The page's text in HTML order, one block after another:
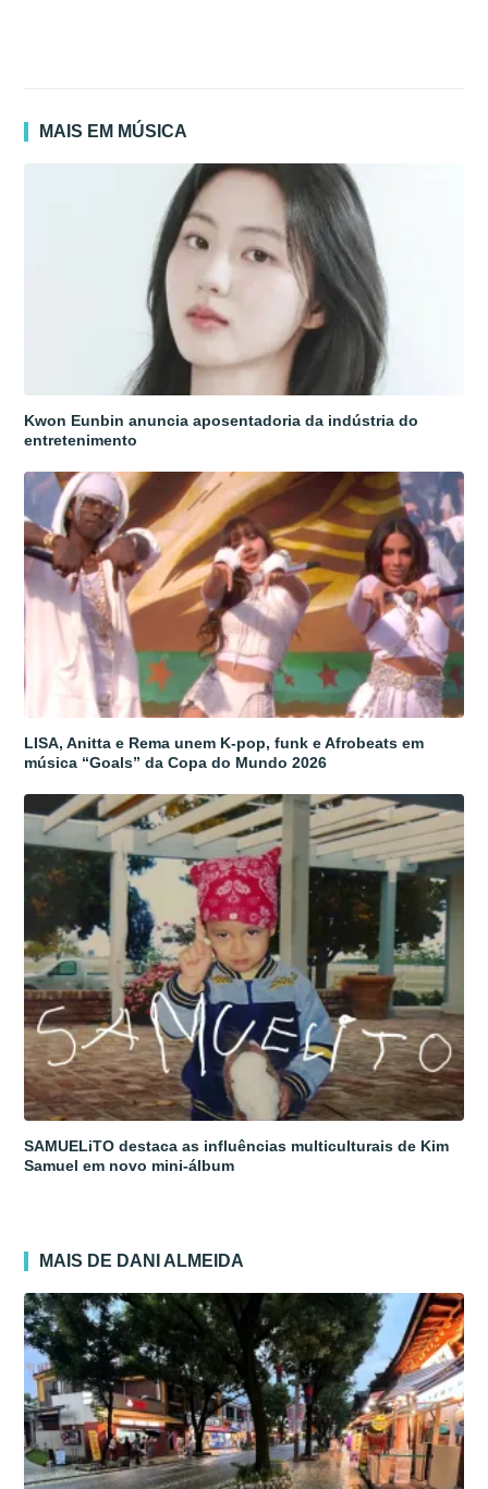
MAIS EM MÚSICA
Kwon Eunbin anuncia aposentadoria da indústria do
entretenimento
LISA, Anitta e Rema unem K-pop, funk e Afrobeats em
música “Goals” da Copa do Mundo 2026
SAMUELiTO destaca as influências multiculturais de Kim
Samuel em novo mini-álbum
MAIS DE DANI ALMEIDA